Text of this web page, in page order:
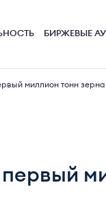
БИРЖЕВЫЕ
миллион тонн